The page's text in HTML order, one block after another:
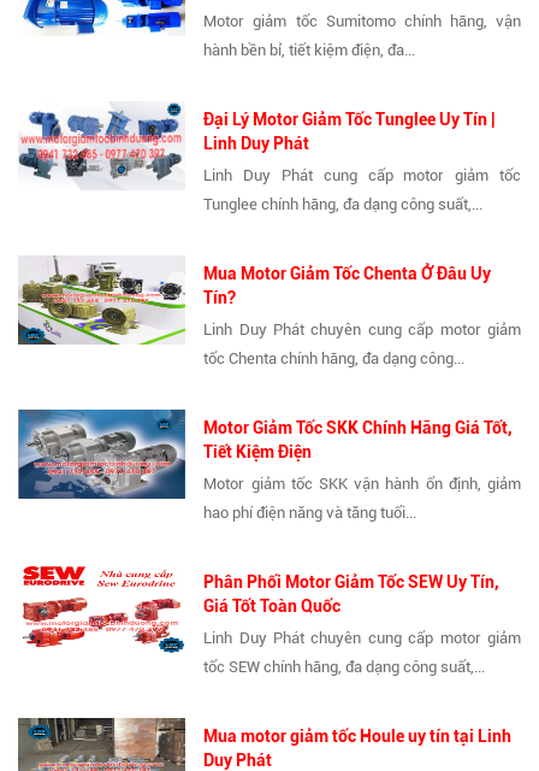
Motor giảm tốc Sumitomo chính hãng, vận
hành bền bỉ, tiết kiệm điện, đa...
Đại Lý Motor Giảm Tốc Tunglee Uy Tín |
Linh Duy Phát
Linh Duy Phát cung cấp motor giảm tốc
Tunglee chính hãng, đa dạng công suất,...
Mua Motor Giảm Tốc Chenta Ở Đâu Uy
Tín?
Linh Duy Phát chuyên cung cấp motor giảm
tốc Chenta chính hãng, đa dạng công...
Motor Giảm Tốc SKK Chính Hãng Giá Tốt,
Tiết Kiệm Điện
Motor giảm tốc SKK vận hành ổn định, giảm
hao phí điện năng và tăng tuổi...
Phân Phối Motor Giảm Tốc SEW Uy Tín,
Giá Tốt Toàn Quốc
Linh Duy Phát chuyên cung cấp motor giảm
tốc SEW chính hãng, đa dạng công suất,...
Mua motor giảm tốc Houle uy tín tại Linh
Duy Phát